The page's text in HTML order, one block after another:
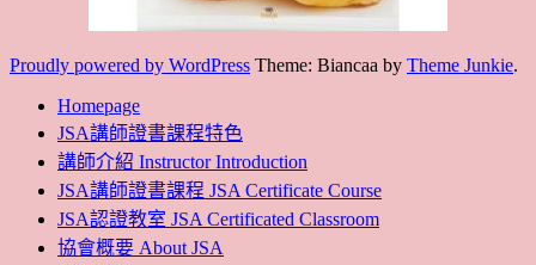
Proudly powered by WordPress Theme: Biancaa by Theme Junkie.
Homepage
JSA講師證書課程特色
講師介紹 Instructor Introduction
JSA講師證書課程 JSA Certificate Course
JSA認證教室 JSA Certificated Classroom
協會概要 About JSA